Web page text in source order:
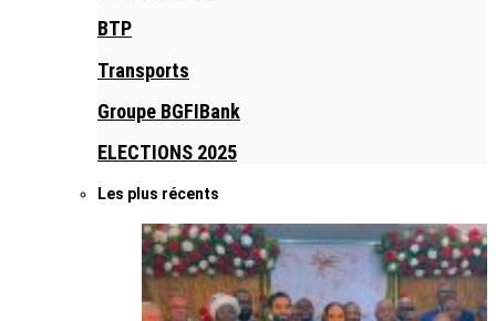
BTP
Transports
Groupe BGFIBank
ELECTIONS 2025
Les plus récents